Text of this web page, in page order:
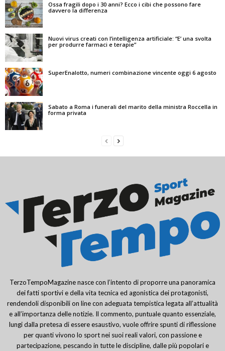
Ossa fragili dopo i 30 anni? Ecco i cibi che possono fare
davvero la differenza
Nuovi virus creati con l’intelligenza artificiale: “E’ una svolta
per produrre farmaci e terapie”
SuperEnalotto, numeri combinazione vincente oggi 6 agosto
Sabato a Roma i funerali del marito della ministra Roccella in
forma privata
TerzoTempoMagazine nasce con l’intento di proporre una panoramica
dei fatti sportivi e della vita tecnica ed agonistica dei protagonisti,
rendendoli disponibili on line con adeguata tempistica legata all’attualità
e all’importanza delle notizie. Il commento, puntuale quanto essenziale,
lungi dalla pretesa di essere esaustivo, vuole offrire spunti di riflessione
per quanti vivono lo sport nei suoi reali valori, con passione e
partecipazione, pescando in tutte le discipline, dalle più popolari e